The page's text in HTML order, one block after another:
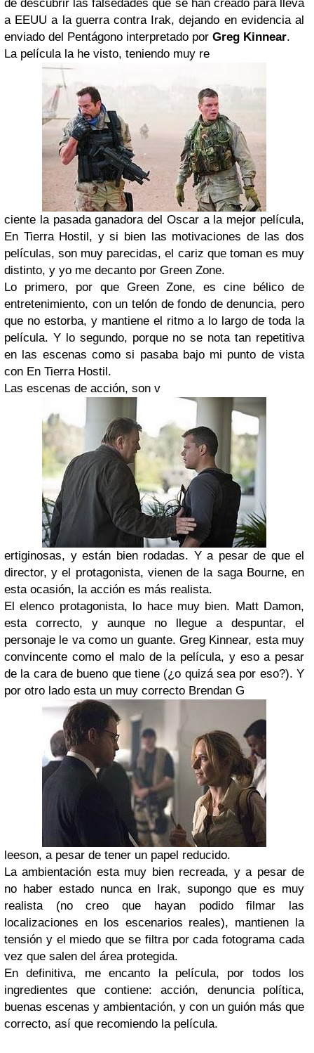
de descubrir las falsedades que se han creado para lleva
a EEUU a la guerra contra Irak, dejando en evidencia al
enviado del Pentágono interpretado por Greg Kinnear.
La película la he visto, teniendo muy re
ciente la pasada ganadora del Oscar a la mejor película,
En Tierra Hostil, y si bien las motivaciones de las dos
películas, son muy parecidas, el cariz que toman es muy
distinto, y yo me decanto por Green Zone.
Lo primero, por que Green Zone, es cine bélico de
entretenimiento, con un telón de fondo de denuncia, pero
que no estorba, y mantiene el ritmo a lo largo de toda la
película. Y lo segundo, porque no se nota tan repetitiva
en las escenas como si pasaba bajo mi punto de vista
con En Tierra Hostil.
Las escenas de acción, son v
ertiginosas, y están bien rodadas. Y a pesar de que el
director, y el protagonista, vienen de la saga Bourne, en
esta ocasión, la acción es más realista.
El elenco protagonista, lo hace muy bien. Matt Damon,
esta correcto, y aunque no llegue a despuntar, el
personaje le va como un guante. Greg Kinnear, esta muy
convincente como el malo de la película, y eso a pesar
de la cara de bueno que tiene (¿o quizá sea por eso?). Y
por otro lado esta un muy correcto Brendan G
leeson, a pesar de tener un papel reducido.
La ambientación esta muy bien recreada, y a pesar de
no haber estado nunca en Irak, supongo que es muy
realista (no creo que hayan podido filmar las
localizaciones en los escenarios reales), mantienen la
tensión y el miedo que se filtra por cada fotograma cada
vez que salen del área protegida.
En definitiva, me encanto la película, por todos los
ingredientes que contiene: acción, denuncia política,
buenas escenas y ambientación, y con un guión más que
correcto, así que recomiendo la película.